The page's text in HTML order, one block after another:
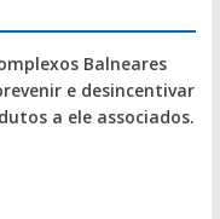
Balneares
e desincentivar
a ele associados.